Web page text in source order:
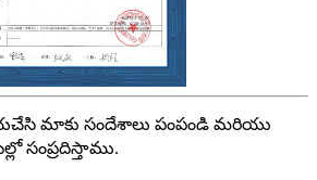
మాకు సందేశాలు పంపండి మరియు
సంప్రదిస్తాము.